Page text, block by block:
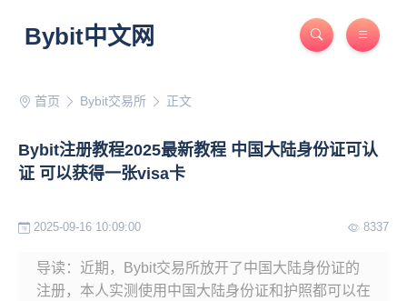
Bybit中文网
首页 Bybit交易所 正文
Bybit注册教程2025最新教程 中国大陆身份证可认
证 可以获得一张visa卡
2025-09-16 10:09:00 8337
导读：近期，Bybit交易所放开了中国大陆身份证的
注册，本人实测使用中国大陆身份证和护照都可以在